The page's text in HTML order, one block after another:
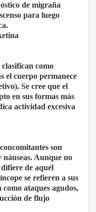
de migraña
para luego
como
el cuerpo permanece
Se cree que el
en sus formas más
actividad excesiva
son
náuseas. Aunque no
de aquél
se refieren a sus
ataques agudos,
de flujo